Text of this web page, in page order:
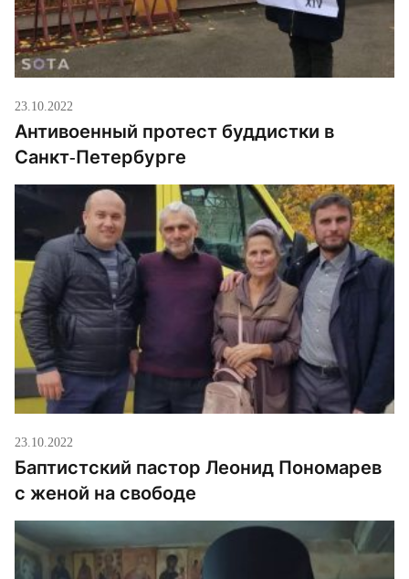
23.10.2022
Антивоенный протест буддистки в
Санкт-Петербурге
23.10.2022
Баптистский пастор Леонид Пономарев
с женой на свободе